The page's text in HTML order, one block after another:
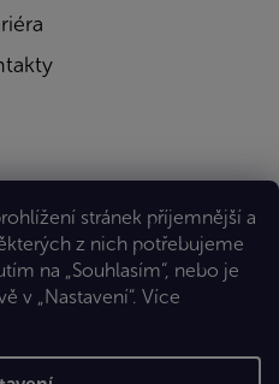
stránek příjemnější a
z nich potřebujeme
na „Souhlasím“, nebo je
v „Nastavení“. Více
Premium